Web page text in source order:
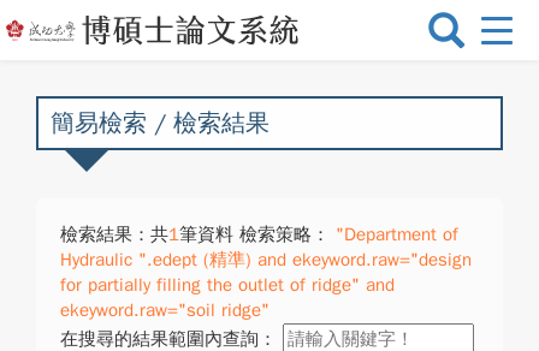
選
換
簡易檢索 / 檢索結果
檢索結果：共1筆資料 檢索策略：
"Department of
Hydraulic ".edept (精準) and ekeyword.raw="design
for partially filling the outlet of ridge" and
ekeyword.raw="soil ridge"
在搜尋的結果範圍內查詢：